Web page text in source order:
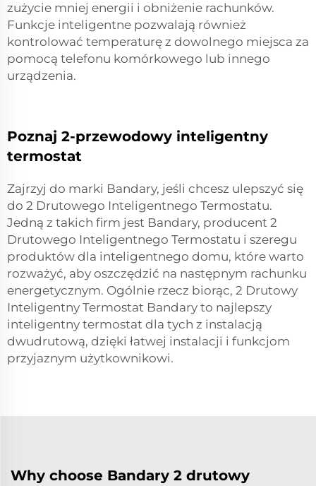
zużycie mniej energii i obniżenie rachunków.
Funkcje inteligentne pozwalają również
kontrolować temperaturę z dowolnego miejsca za
pomocą telefonu komórkowego lub innego
urządzenia.
Poznaj 2-przewodowy inteligentny
termostat
Zajrzyj do marki Bandary, jeśli chcesz ulepszyć się
do 2 Drutowego Inteligentnego Termostatu.
Jedną z takich firm jest Bandary, producent 2
Drutowego Inteligentnego Termostatu i szeregu
produktów dla inteligentnego domu, które warto
rozważyć, aby oszczędzić na następnym rachunku
energetycznym. Ogólnie rzecz biorąc, 2 Drutowy
Inteligentny Termostat Bandary to najlepszy
inteligentny termostat dla tych z instalacją
dwudrutową, dzięki łatwej instalacji i funkcjom
przyjaznym użytkownikowi.
Why choose Bandary 2 drutowy